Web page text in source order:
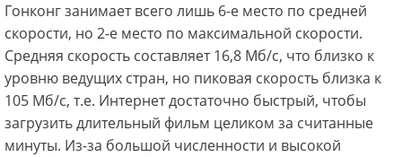
Гонконг занимает всего лишь 6-е место по средней
скорости, но 2-е место по максимальной скорости.
Средняя скорость составляет 16,8 Мб/с, что близко к
уровню ведущих стран, но пиковая скорость близка к
105 Мб/с, т.е. Интернет достаточно быстрый, чтобы
загрузить длительный фильм целиком за считанные
минуты. Из-за большой численности и высокой